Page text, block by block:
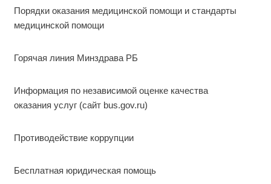
Порядки оказания медицинской помощи и стандарты
медицинской помощи
Горячая линия Минздрава РБ
Информация по независимой оценке качества
оказания услуг (сайт bus.gov.ru)
Противодействие коррупции
Бесплатная юридическая помощь